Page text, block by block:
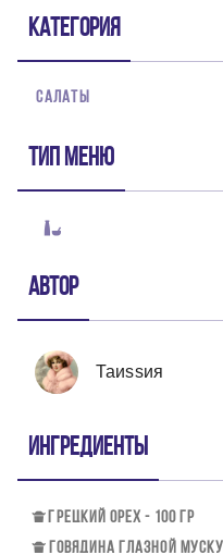
Категория
САЛАТЫ
Тип меню
Автор
Таиssия
Ингредиенты
ГРЕЦКИЙ ОРЕХ - 100 ГР